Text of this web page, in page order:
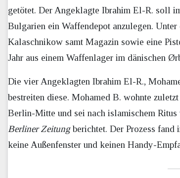
getötet. Der Angeklagte Ibrahim El-R. soll
Bulgarien ein Waffendepot anzulegen.
Kalaschnikow samt Magazin sowie eine
Jahr aus einem Waffenlager im dänischen
Die vier Angeklagten Ibrahim El-R.,
bestreiten diese. Mohamed B. wohnte
Berlin-Mitte und sei nach islamischem
Berliner Zeitungberichtet. Der Prozess fand
keine Außenfenster und keinen Handy-